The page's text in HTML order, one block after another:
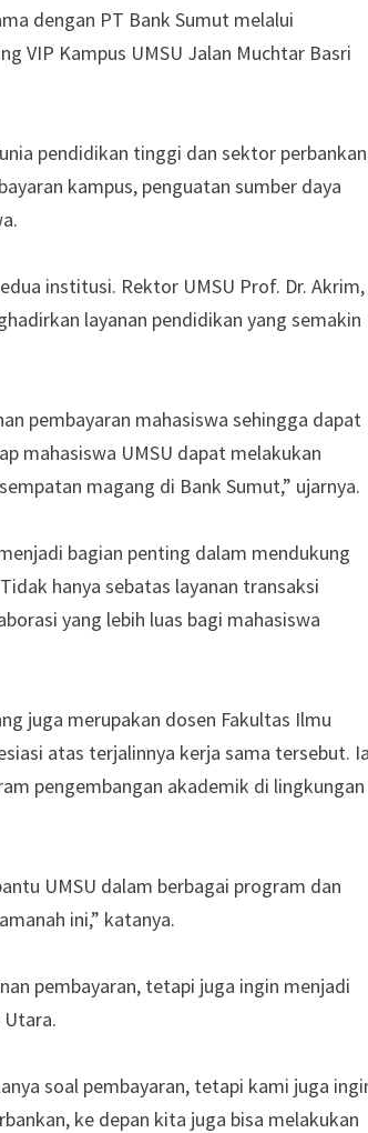
dengan PT Bank Sumut melalui
VIP Kampus UMSU Jalan Muchtar Basri
pendidikan tinggi dan sektor
kampus, penguatan sumber daya
institusi. Rektor UMSU Prof. Dr. Akrim,
layanan pendidikan yang semakin
pembayaran mahasiswa sehingga dapat
mahasiswa UMSU dapat melakukan
magang di Bank Sumut,” ujarnya.
bagian penting dalam mendukung
hanya sebatas layanan transaksi
yang lebih luas bagi mahasiswa
juga merupakan dosen Fakultas Ilmu
atas terjalinnya kerja sama tersebut.
pengembangan akademik di lingkungan
UMSU dalam berbagai program dan
ini,” katanya.
pembayaran, tetapi juga ingin menjadi
soal pembayaran, tetapi kami juga
ke depan kita juga bisa melakukan